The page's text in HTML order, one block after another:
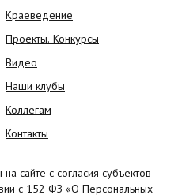
Краеведение
Проекты. Конкурсы
Видео
Наши клубы
Коллегам
Контакты
сайте с согласия субъектов
с 152 ФЗ «О Персональных